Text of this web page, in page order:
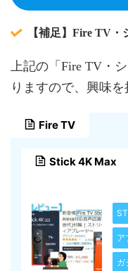
【補足】Fire TV
上記の「Fire TV・
りますので、興味
Fire TV
Stick 4K Max
ア
ガ